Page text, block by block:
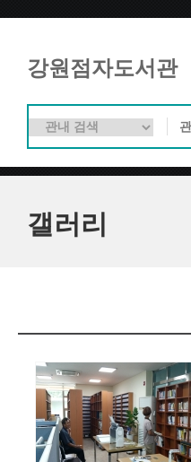
강원점자도서관
갤러리